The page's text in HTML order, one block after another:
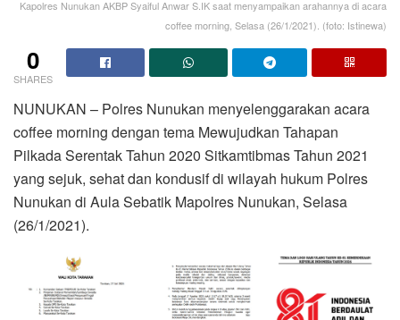
Kapolres Nunukan AKBP Syaiful Anwar S.IK saat menyampaikan arahannya di acara
coffee morning, Selasa (26/1/2021). (foto: Istinewa)
0
SHARES
NUNUKAN – Polres Nunukan menyelenggarakan acara
coffee morning dengan tema Mewujudkan Tahapan
Pilkada Serentak Tahun 2020 Sitkamtibmas Tahun 2021
yang sejuk, sehat dan kondusif di wilayah hukum Polres
Nunukan di Aula Sebatik Mapolres Nunukan, Selasa
(26/1/2021).